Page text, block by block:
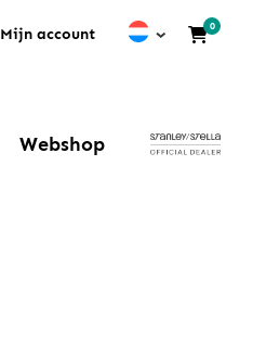
Mijn account 0
Webshop